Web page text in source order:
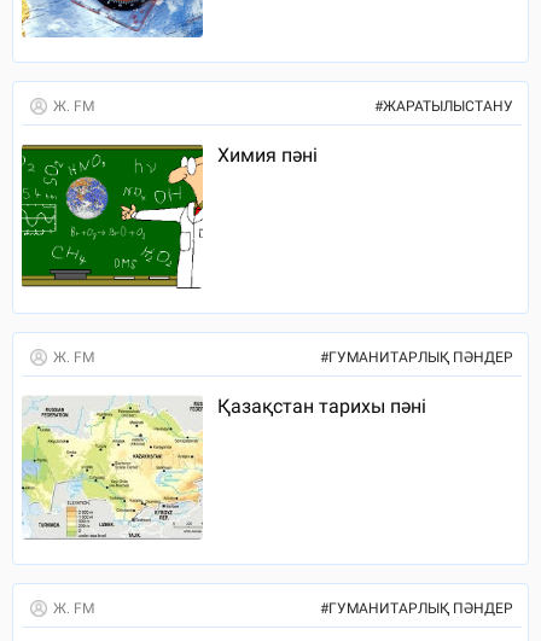
Ж. FM #ЖАРАТЫЛЫСТАНУ
Химия пәні
Ж. FM #ГУМАНИТАРЛЫҚ ПӘНДЕР
Қазақстан тарихы пәні
Ж. FM #ГУМАНИТАРЛЫҚ ПӘНДЕР